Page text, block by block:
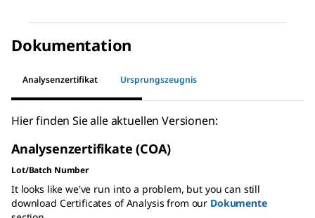
Dokumentation
Analysenzertifikat Ursprungszeugnis
Hier finden Sie alle aktuellen Versionen:
Analysenzertifikate (COA)
Lot/Batch Number
It looks like we've run into a problem, but you can still
download Certificates of Analysis from our Dokumente